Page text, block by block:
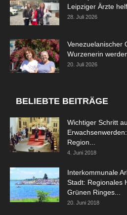
Leipziger Ärzte
28. Juli 2026
Venezuelanischer
Wurzenerin
20. Juli 2026
BELIEBTE BEITRÄGE
Wichtiger Schritt
Region...
4. Juni 2018
Interkommunale
Stadt: Regionales
Grünen Ringes...
20. Juni 2018